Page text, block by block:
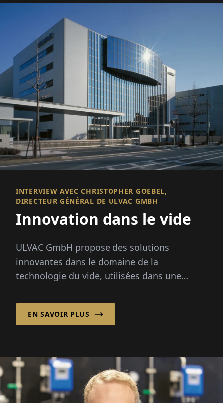
INTERVIEW AVEC CHRISTOPHER GOEBEL,
DIRECTEUR GÉNÉRAL DE ULVAC GMBH
Innovation dans le vide
ULVAC GmbH propose des solutions
innovantes dans le domaine de la
technologie du vide, utilisées dans une
de semi-conducteurs...
EN SAVOIR PLUS